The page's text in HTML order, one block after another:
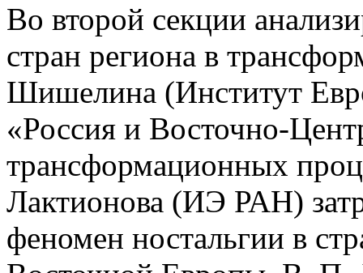
Во второй секции
стран региона в
Шишелина (Институт
«Россия и Восточно-
трансформационных
Лактионова (ИЭ РАН)
феномен ностальгии в